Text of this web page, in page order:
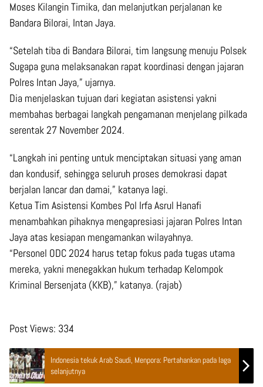
Moses Kilangin Timika, dan melanjutkan perjalanan ke
Bandara Bilorai, Intan Jaya.
“Setelah tiba di Bandara Bilorai, tim langsung menuju Polsek
Sugapa guna melaksanakan rapat koordinasi dengan jajaran
Polres Intan Jaya,” ujarnya.
Dia menjelaskan tujuan dari kegiatan asistensi yakni
membahas berbagai langkah pengamanan menjelang pilkada
serentak 27 November 2024.
“Langkah ini penting untuk menciptakan situasi yang aman
dan kondusif, sehingga seluruh proses demokrasi dapat
berjalan lancar dan damai,” katanya lagi.
Ketua Tim Asistensi Kombes Pol Irfa Asrul Hanafi
menambahkan pihaknya mengapresiasi jajaran Polres Intan
Jaya atas kesiapan mengamankan wilayahnya.
“Personel ODC 2024 harus tetap fokus pada tugas utama
mereka, yakni menegakkan hukum terhadap Kelompok
Kriminal Bersenjata (KKB),” katanya. (rajab)
Post Views: 334
Indonesia tekuk Arab Saudi, Menpora: Pertahankan pada laga
selanjutnya